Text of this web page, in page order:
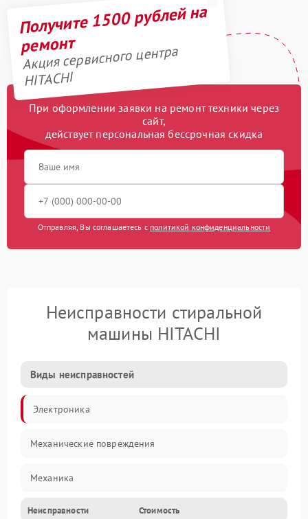
Получите 1500 рублей на
ремонт
Акция сервисного центра
HITACHI
При оформлении заявки на ремонт техники через
сайт,
действует персональная бессрочная скидка
Отправляя, Вы соглашаетесь с политикой конфиденциальности
Неисправности стиральной
машины HITACHI
Виды неисправностей
Электроника
Механические повреждения
Механика
Электропитание
Неисправности Стоимость